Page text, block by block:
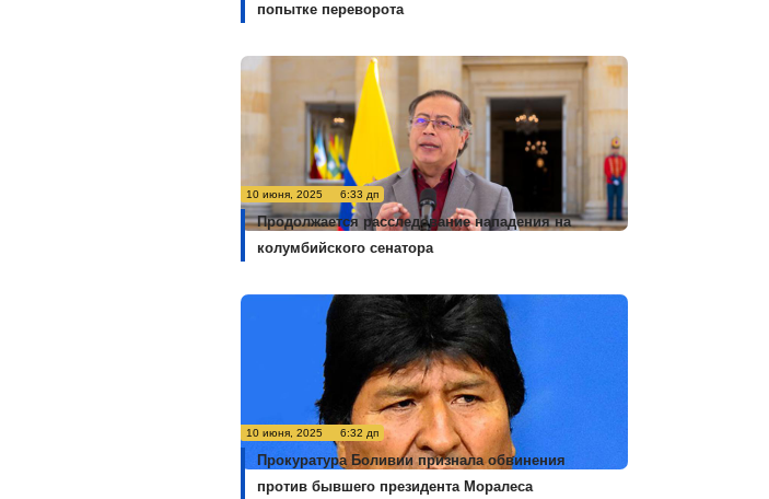
попытке переворота
10 июня, 2025 6:33 дп
Продолжается расследование нападения на
колумбийского сенатора
10 июня, 2025 6:32 дп
Прокуратура Боливии признала обвинения
против бывшего президента Моралеса